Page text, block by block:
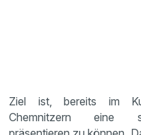
Ziel ist, bereits im
Chemnitzern eine